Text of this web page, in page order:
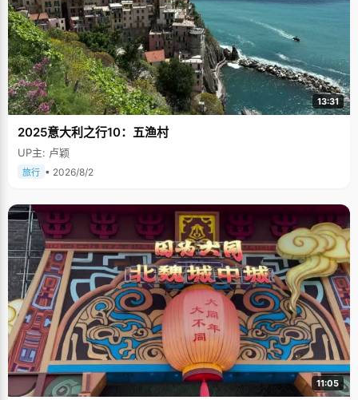
13:31
2025意大利之行10：五渔村
UP主: 卢颖
旅行 • 2026/8/2
11:05